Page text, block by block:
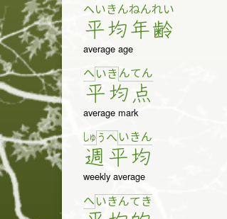
へい
平
きん
均
ねん
年
れい
齢
average age
へ い
平
き ん
均
てん
点
average mark
しゅ う
週
へ い
平
きん
均
weekly average
へ いきんて き